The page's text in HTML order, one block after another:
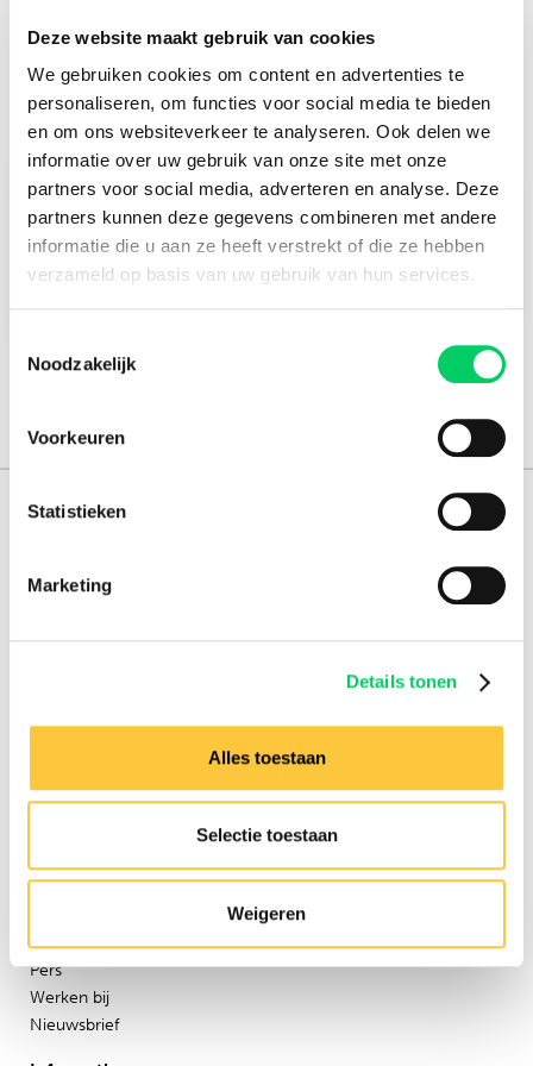
Deze website maakt gebruik van cookies
We gebruiken cookies om content en advertenties te
personaliseren, om functies voor social media te bieden
en om ons websiteverkeer te analyseren. Ook delen we
informatie over uw gebruik van onze site met onze
partners voor social media, adverteren en analyse. Deze
partners kunnen deze gegevens combineren met andere
informatie die u aan ze heeft verstrekt of die ze hebben
verzameld op basis van uw gebruik van hun services.
Noodzakelijk
Voorkeuren
Statistieken
Marketing
Details tonen
Alles toestaan
Selectie toestaan
Weigeren
kan bij het bestellen van je ticket(s) via Ticketmaster, achteraf alsnog
Check-in
19 augustus 2022
Check-out
165.000 reizigers+
Festival Travel
Ons team
Affiliatie
Pers
Werken bij
Nieuwsbrief
Facebook Instagram